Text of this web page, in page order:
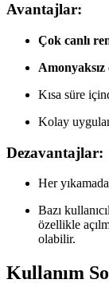
Avantajlar:
Çok canlı
Amonyaksız
Kısa süre
Kolay
Dezavantajlar:
Her
Bazı
özellikle
olabilir.
Kullanım